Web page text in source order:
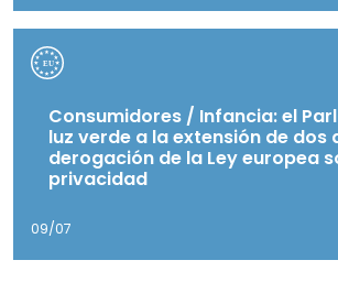
Consumidores / Infancia: el
luz verde a la extensión de dos
derogación de la Ley europea
privacidad
09/07